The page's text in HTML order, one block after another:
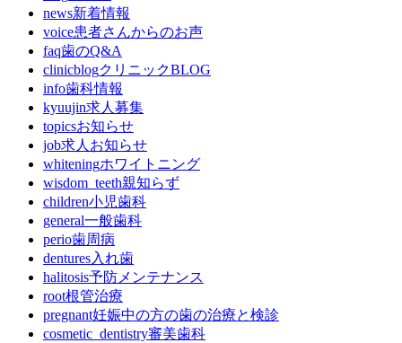
news新着情報
voice患者さんからのお声
faq歯のQ&A
clinicblogクリニックBLOG
info歯科情報
kyuujin求人募集
topicsお知らせ
job求人お知らせ
whiteningホワイトニング
wisdom_teeth親知らず
children小児歯科
general一般歯科
perio歯周病
dentures入れ歯
halitosis予防メンテナンス
root根管治療
pregnant妊娠中の方の歯の治療と検診
cosmetic_dentistry審美歯科